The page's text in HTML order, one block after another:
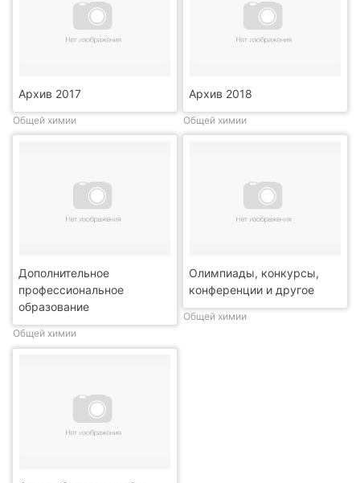
Архив 2017
Общей химии
Архив 2018
Общей химии
Дополнительное
профессиональное
образование
Общей химии
Олимпиады, конкурсы,
конференции и другое
Общей химии